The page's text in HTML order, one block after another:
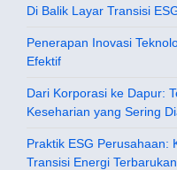
Di Balik Layar Transisi
Penerapan Inovasi
Efektif
Dari Korporasi ke Dapur:
Keseharian yang Sering
Praktik ESG Perusahaan:
Transisi Energi Terbarukan